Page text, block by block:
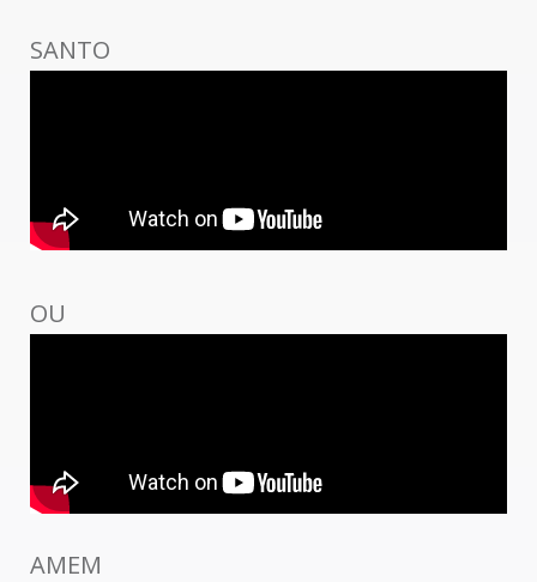
SANTO
OU
AMEM